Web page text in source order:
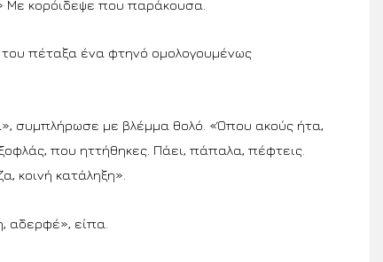
κορόιδεψε που παράκουσα.
πέταξα ένα φτηνό ομολογουμένως
συμπλήρωσε με βλέμμα θολό. «Όπου ακούς ήτα,
που ηττήθηκες. Πάει, πάπαλα, πέφτεις.
κοινή κατάληξη».
αδερφέ», είπα.